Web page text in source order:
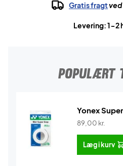
Gratis fragtved
Levering: 1-2
POPULÆRT
Yonex
89,00 kr.
Læg i kurv